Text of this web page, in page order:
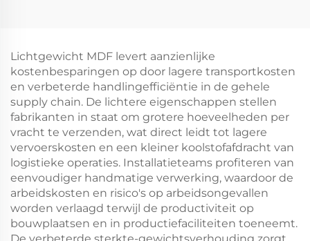
Lichtgewicht MDF levert aanzienlijke
kostenbesparingen op door lagere transportkosten
en verbeterde handlingefficiëntie in de gehele
supply chain. De lichtere eigenschappen stellen
fabrikanten in staat om grotere hoeveelheden per
vracht te verzenden, wat direct leidt tot lagere
vervoerskosten en een kleiner koolstofafdracht van
logistieke operaties. Installatieteams profiteren van
eenvoudiger handmatige verwerking, waardoor de
arbeidskosten en risico's op arbeidsongevallen
worden verlaagd terwijl de productiviteit op
bouwplaatsen en in productiefaciliteiten toeneemt.